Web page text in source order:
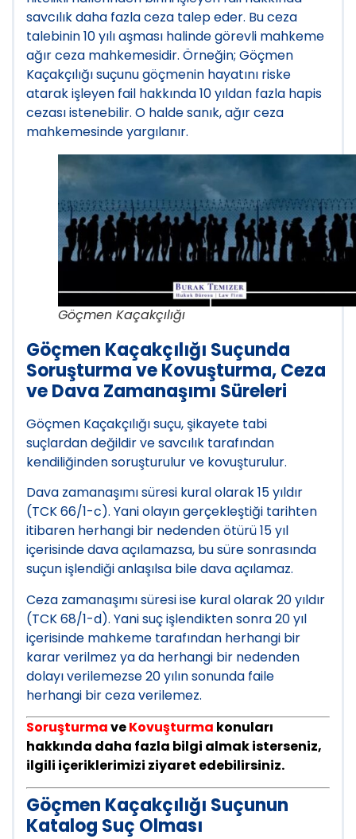
savcılık daha fazla ceza talep eder. Bu ceza
talebinin 10 yılı aşması halinde görevli mahkeme
ağır ceza mahkemesidir. Örneğin; Göçmen
Kaçakçılığı suçunu göçmenin hayatını riske
atarak işleyen fail hakkında 10 yıldan fazla hapis
cezası istenebilir. O halde sanık, ağır ceza
mahkemesinde yargılanır.
Göçmen Kaçakçılığı
Göçmen Kaçakçılığı Suçunda
Soruşturma ve Kovuşturma, Ceza
ve Dava Zamanaşımı Süreleri
Göçmen Kaçakçılığı suçu, şikayete tabi
suçlardan değildir ve savcılık tarafından
kendiliğinden soruşturulur ve kovuşturulur.
Dava zamanaşımı süresi kural olarak 15 yıldır
(TCK 66/1-c). Yani olayın gerçekleştiği tarihten
itibaren herhangi bir nedenden ötürü 15 yıl
içerisinde dava açılamazsa, bu süre sonrasında
suçun işlendiği anlaşılsa bile dava açılamaz.
Ceza zamanaşımı süresi ise kural olarak 20 yıldır
(TCK 68/1-d). Yani suç işlendikten sonra 20 yıl
içerisinde mahkeme tarafından herhangi bir
karar verilmez ya da herhangi bir nedenden
dolayı verilemezse 20 yılın sonunda faile
herhangi bir ceza verilemez.
SoruşturmaveKovuşturma konuları
hakkında daha fazla bilgi almak isterseniz,
ilgili içeriklerimizi ziyaret edebilirsiniz.
Göçmen Kaçakçılığı Suçunun
Katalog Suç Olması